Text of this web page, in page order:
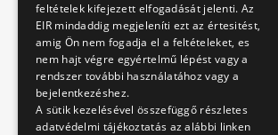
A NeoPaint.hu-ról
A NeoPaint.hu civil
számára -
pedig a hazai
válhassanak,
feltételek kifejezett elfogadását jelenti. Az
EIR mindaddig megjeleníti ezt az értesitést,
amig Ön nem fogadja el a feltételeket, es
nem hajt végre egyértelmű lépést vagy a
rendszer további használatához vagy a
bejelentkezéshez.
A sütik kezelésével összefüggő részletes
adatvédelmi tájékoztatás az alábbi linken